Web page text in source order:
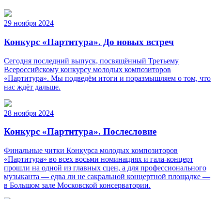
29 ноября 2024
Конкурс «Партитура». До новых встреч
Сегодня последний выпуск, посвящённый Третьему
Всероссийскому конкурсу молодых композиторов
«Партитура». Мы подведём итоги и поразмышляем о том, что
нас ждëт дальше.
28 ноября 2024
Конкурс «Партитура». Послесловие
Финальные читки Конкурса молодых композиторов
«Партитура» во всех восьми номинациях и гала-концерт
прошли на одной из главных сцен, а для профессионального
музыканта — едва ли не сакральной концертной площадке —
в Большом зале Московской консерватории.